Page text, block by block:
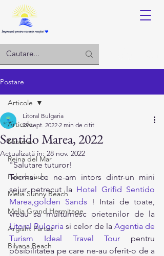
Postare
Articole
Miramar
Reina del Mar
Palm beach
Melia Sunny Beach
Melia Grand Hermitage
Argisht Partez
Bilyana Beach
Articole
Sentido Marea, 2022
Litoral Bulgaria
29 sept. 2022 2 min de citit
Actualizată în: 28 nov. 2022
"Salutare tuturor!
Tocmai ce ne-am intors dintr-un mini
sejur petrecut la Hotel Grifid Sentido
Marea,golden Sands ! Intai de toate,
Litoral Bulgaria si celor de la Agentia de
Turism Ideal Travel Tour pentru
posibilitatea pe care ne-au oferit-o de a